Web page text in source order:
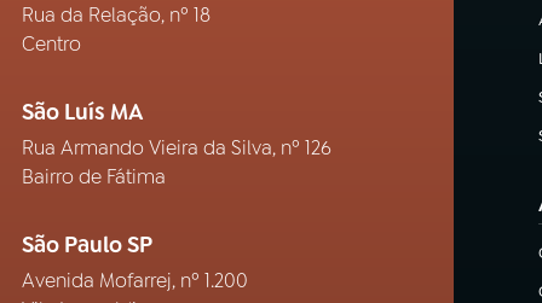
Rua da Relação, nº 18
Centro
São Luís MA
Rua Armando Vieira da Silva, nº 126
Bairro de Fátima
São Paulo SP
Avenida Mofarrej, nº 1.200